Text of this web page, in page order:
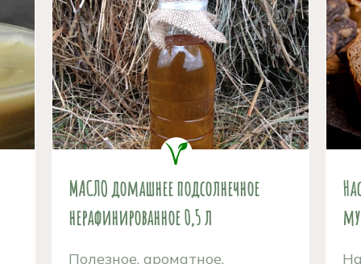
МАСЛО домашнее подсолнечное
нерафинированное 0,5 л
Полезное, ароматное,